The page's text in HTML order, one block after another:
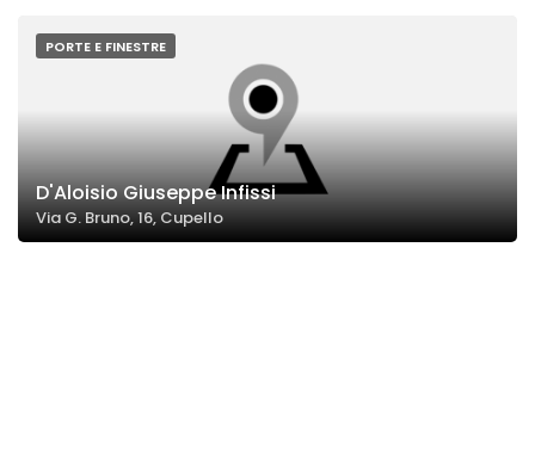
PORTE E FINESTRE
D'Aloisio Giuseppe Infissi
Via G. Bruno, 16, Cupello